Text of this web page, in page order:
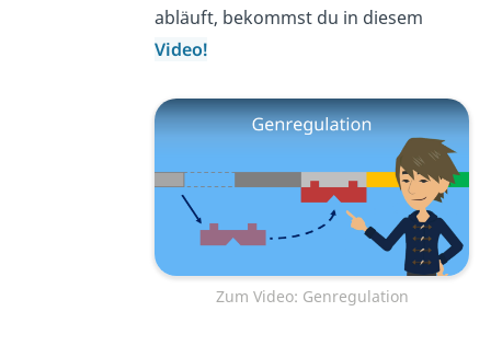
abläuft, bekommst du in diesem
Video!
Zum Video: Genregulation